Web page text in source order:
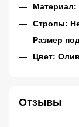
Стропы:
Размер
Цвет:
Отзывы